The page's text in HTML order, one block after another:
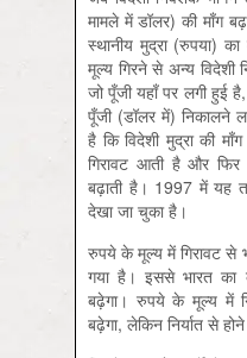
मामले में डॉलर) की माँग
स्थानीय मुद्रा (रुपया)
मूल्य गिरने से अन्य
जो पूँजी यहाँ पर लगी हुई
पूँजी (डॉलर में) निकालने
है कि विदेशी मुद्रा की
गिरावट आती है और फिर
बढ़ाती है। 1997 में यह
देखा जा चुका है।
रुपये के मूल्य में गिरावट से
गया है। इससे भारत का
बढ़ेगा। रुपये के मूल्य में
बढ़ेगा, लेकिन निर्यात से